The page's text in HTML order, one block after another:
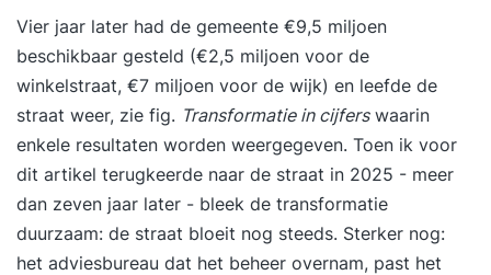
Vier jaar later had de gemeente €9,5 miljoen
beschikbaar gesteld (€2,5 miljoen voor de
winkelstraat, €7 miljoen voor de wijk) en leefde de
straat weer, zie fig. Transformatie in cijferswaarin
enkele resultaten worden weergegeven. Toen ik voor
dit artikel terugkeerde naar de straat in 2025 - meer
dan zeven jaar later - bleek de transformatie
duurzaam: de straat bloeit nog steeds. Sterker nog:
het adviesbureau dat het beheer overnam, past het